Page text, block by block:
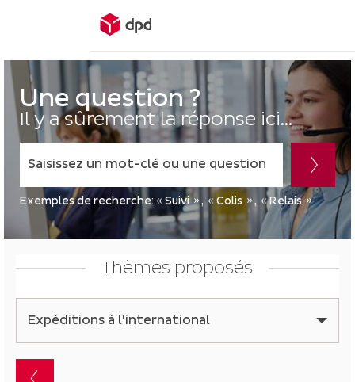
Vous
allez
être
redirigé
vers
détaillée
la
Une question ?
Il y a sûrement la réponse ici...
Lorsque
saisit
des
valeurs
la
de
recherche,
des
Exemples de recherche: Suivi Colis Relais
Thèmes proposés
Expéditions à l'international